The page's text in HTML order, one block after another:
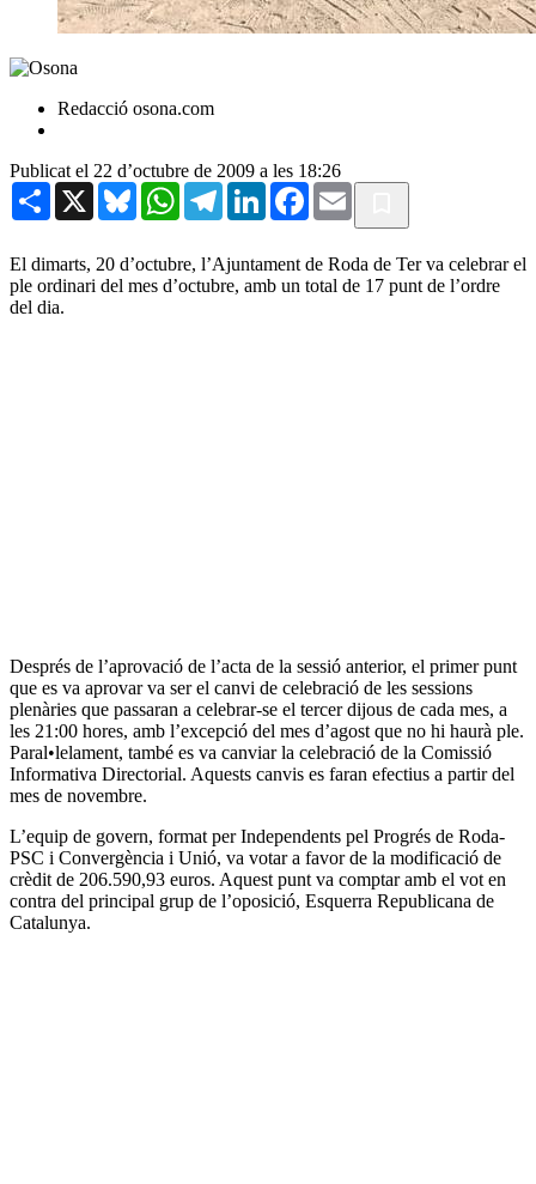
Redacció osona.com
Publicat el 22 d’octubre de 2009 a les 18:26
Share X BlueskyWhatsAppTelegramLinkedInFacebook
Email
El dimarts, 20 d’octubre, l’Ajuntament de Roda de Ter va celebrar el
ple ordinari del mes d’octubre, amb un total de 17 punt de l’ordre
del dia.
Després de l’aprovació de l’acta de la sessió anterior, el primer punt
que es va aprovar va ser el canvi de celebració de les sessions
plenàries que passaran a celebrar-se el tercer dijous de cada mes, a
les 21:00 hores, amb l’excepció del mes d’agost que no hi haurà ple.
Paral•lelament, també es va canviar la celebració de la Comissió
Informativa Directorial. Aquests canvis es faran efectius a partir del
mes de novembre.
L’equip de govern, format per Independents pel Progrés de Roda-
PSC i Convergència i Unió, va votar a favor de la modificació de
crèdit de 206.590,93 euros. Aquest punt va comptar amb el vot en
contra del principal grup de l’oposició, Esquerra Republicana de
Catalunya.